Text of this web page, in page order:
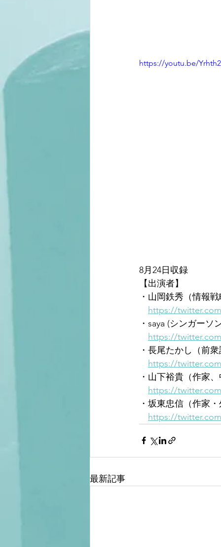
https://youtu.be/
8月24日収録
【出演者】
・山岡鉄秀（情報戦
https://
・saya (シンガーソ
https://
・長尾たかし（前
https://
・山下裕貴（作家
https://
・坂東忠信（作家
https://
最新記事